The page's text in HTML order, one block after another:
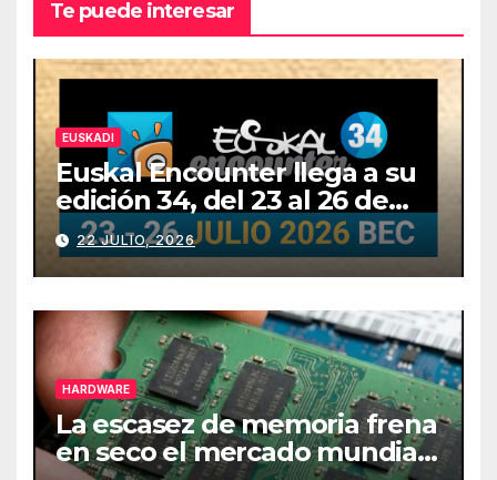
Te puede interesar
EUSKADI
Euskal Encounter llega a su
edición 34, del 23 al 26 de
julio
22 JULIO, 2026
HARDWARE
La escasez de memoria frena
en seco el mercado mundial